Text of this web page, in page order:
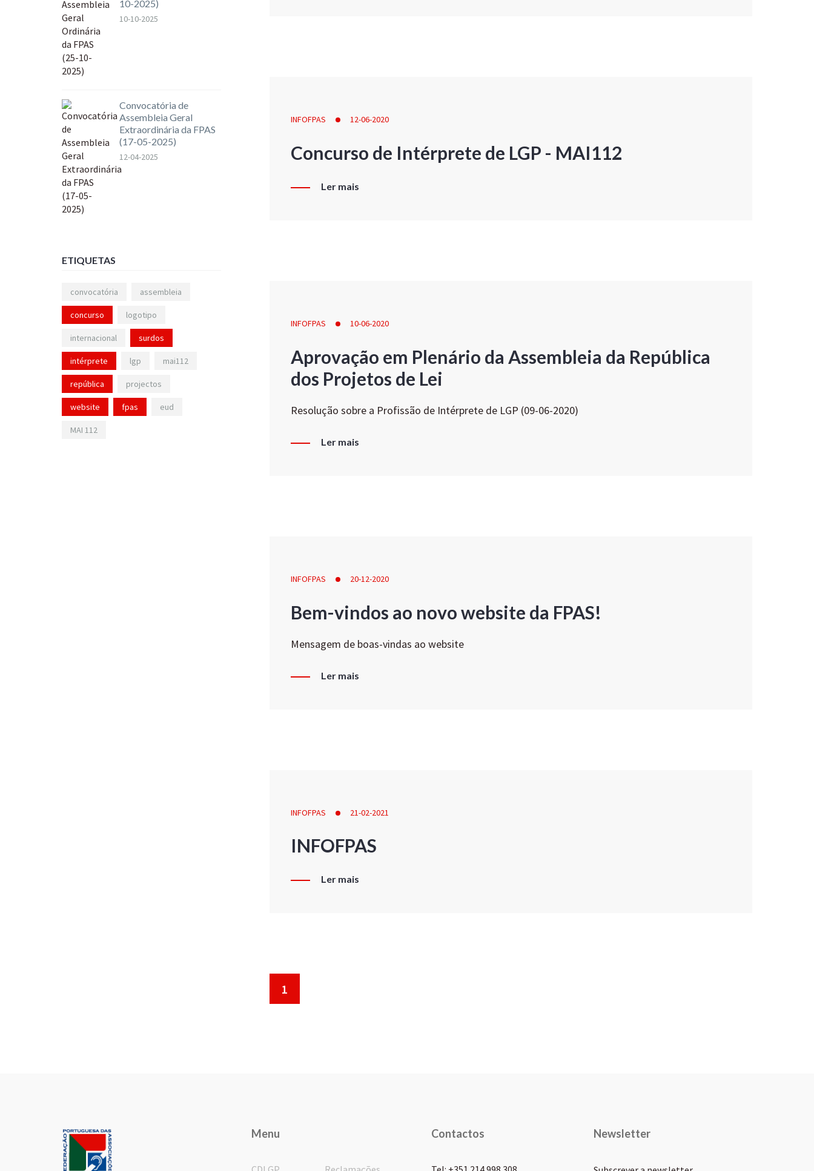
INFOFPAS 12-06-2020
Concurso de Intérprete de LGP - MAI112
Ler mais
INFOFPAS 10-06-2020
Aprovação em Plenário da Assembleia da República
dos Projetos de Lei
Resolução sobre a Profissão de Intérprete de LGP (09-06-2020)
Ler mais
INFOFPAS 20-12-2020
Bem-vindos ao novo website da FPAS!
Mensagem de boas-vindas ao website
Ler mais
INFOFPAS 21-02-2021
INFOFPAS
Ler mais
1
10-2025)
10-10-2025
Convocatória de
Assembleia Geral
Extraordinária da FPAS
(17-05-2025)
12-04-2025
ETIQUETAS
convocatória assembleia
concurso logotipo
internacional surdos
intérprete lgp mai112
república projectos
website fpas eud
MAI 112
Menu Contactos Newsletter